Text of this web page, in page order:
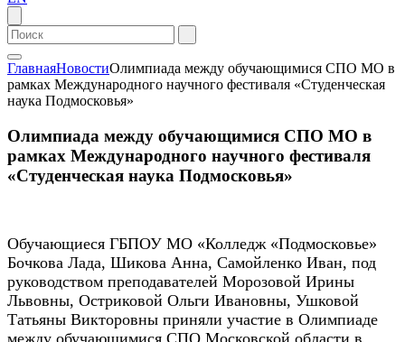
ГлавнаяНовостиОлимпиада между обучающимися СПО МО в
рамках Международного научного фестиваля «Студенческая
наука Подмосковья»
Олимпиада между обучающимися СПО МО в
рамках Международного научного фестиваля
«Студенческая наука Подмосковья»
Обучающиеся ГБПОУ МО «Колледж «Подмосковье»
Бочкова Лада, Шикова Анна, Самойленко Иван, под
руководством преподавателей Морозовой Ирины
Львовны, Остриковой Ольги Ивановны, Ушковой
Татьяны Викторовны приняли участие в Олимпиаде